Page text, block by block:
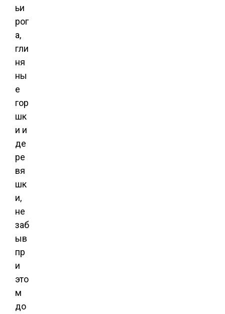
ьи
рог
а,
гли
ня
ны
е
гор
шк
и и
де
ре
вя
шк
и,
не
заб
ыв
пр
и
это
м
до